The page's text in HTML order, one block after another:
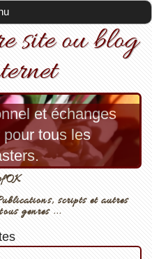
site ou blog
et échanges
tous les
scripts et autres
genres ...